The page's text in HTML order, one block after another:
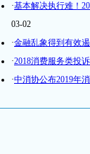
·基本解决执行难！
03-02
·金融乱象得到有效遏
·2018消费服务类投
·中消协公布2019年